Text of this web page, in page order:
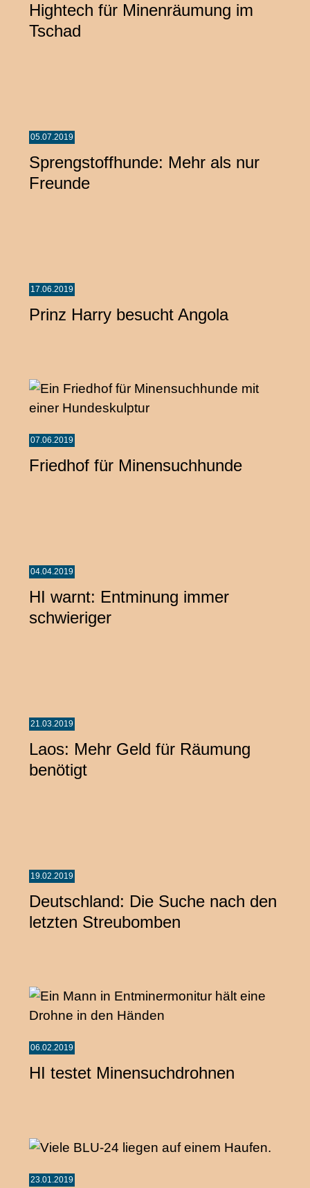
Hightech für Minenräumung im
Tschad
05.07.2019
Sprengstoffhunde: Mehr als nur
Freunde
17.06.2019
Prinz Harry besucht Angola
07.06.2019
Friedhof für Minensuchhunde
04.04.2019
HI warnt: Entminung immer
schwieriger
21.03.2019
Laos: Mehr Geld für Räumung
benötigt
19.02.2019
Deutschland: Die Suche nach den
letzten Streubomben
06.02.2019
HI testet Minensuchdrohnen
23.01.2019